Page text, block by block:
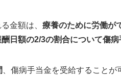
金額は、 療養のために労働が
日額の2/3の割合について傷
、傷病手当金を受給することが